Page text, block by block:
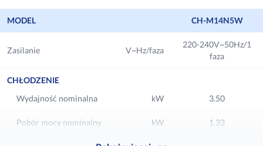
MODEL CH-M14N5W
Zasilanie V~Hz/faza
220-240V~50Hz/1
faza
CHŁODZENIE
Wydajność nominalna
kW 3.50
Pobór mocy nominalny kW 1.33